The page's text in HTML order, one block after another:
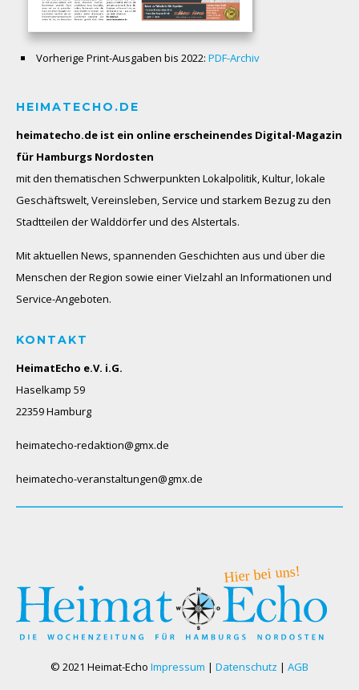
Vorherige Print-Ausgaben bis 2022: PDF-Archiv
HEIMATECHO.DE
heimatecho.de ist ein online erscheinendes Digital-Magazin
für Hamburgs Nordosten
mit den thematischen Schwerpunkten Lokalpolitik, Kultur, lokale
Geschäftswelt, Vereinsleben, Service und starkem Bezug zu den
Stadtteilen der Walddörfer und des Alstertals.
Mit aktuellen News, spannenden Geschichten aus und über die
Menschen der Region sowie einer Vielzahl an Informationen und
Service-Angeboten.
KONTAKT
HeimatEcho e.V. i.G.
Haselkamp 59
22359 Hamburg
heimatecho-redaktion@gmx.de
heimatecho-veranstaltungen@gmx.de
© 2021 Heimat-Echo Impressum | Datenschutz | AGB